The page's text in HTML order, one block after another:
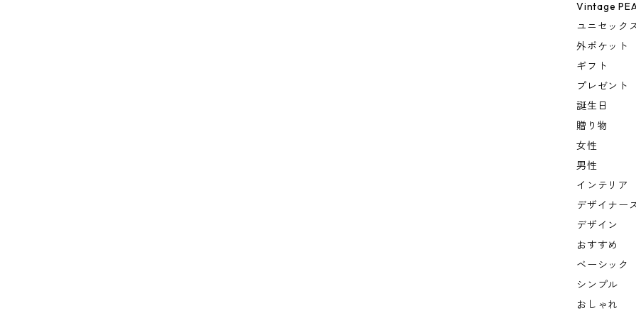
Vintage
ユニセック
外ポケット
ギフト
プレゼント
誕生日
贈り物
女性
男性
インテリア
デザイナー
デザイン
おすすめ
ベーシック
シンプル
おしゃれ